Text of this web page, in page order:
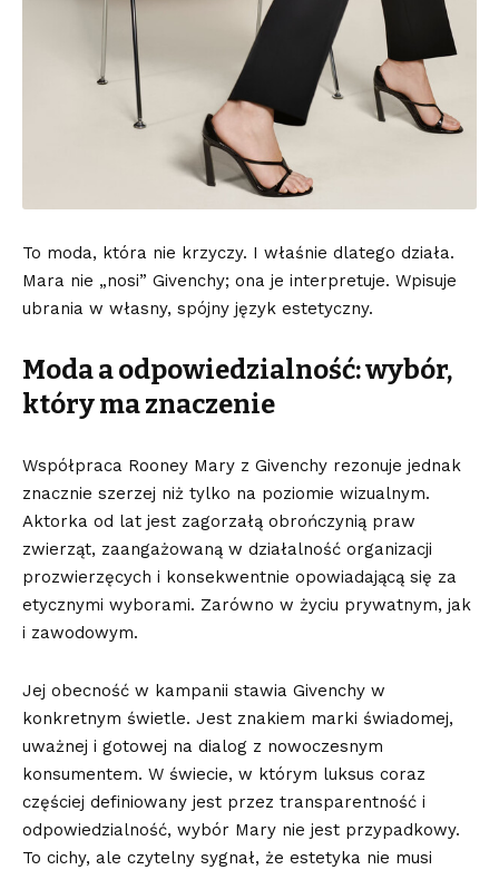
To moda, która nie krzyczy. I właśnie dlatego działa.
Mara nie „nosi” Givenchy; ona je interpretuje. Wpisuje
ubrania w własny, spójny język estetyczny.
Moda a odpowiedzialność: wybór,
który ma znaczenie
Współpraca Rooney Mary z Givenchy rezonuje jednak
znacznie szerzej niż tylko na poziomie wizualnym.
Aktorka od lat jest zagorzałą obrończynią praw
zwierząt, zaangażowaną w działalność organizacji
prozwierzęcych i konsekwentnie opowiadającą się za
etycznymi wyborami. Zarówno w życiu prywatnym, jak
i zawodowym.
Jej obecność w kampanii stawia Givenchy w
konkretnym świetle. Jest znakiem marki świadomej,
uważnej i gotowej na dialog z nowoczesnym
konsumentem. W świecie, w którym luksus coraz
częściej definiowany jest przez transparentność i
odpowiedzialność, wybór Mary nie jest przypadkowy.
To cichy, ale czytelny sygnał, że estetyka nie musi